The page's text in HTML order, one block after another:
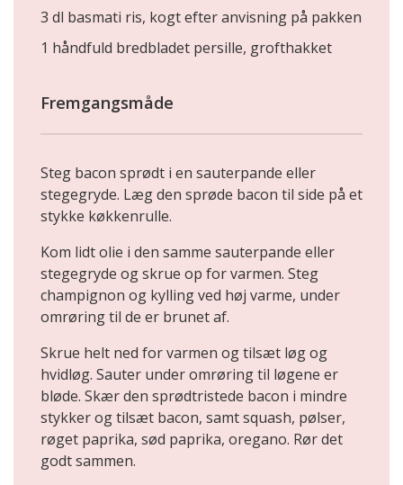
3 dl basmati ris, kogt efter anvisning på pakken
1 håndfuld bredbladet persille, grofthakket
Fremgangsmåde
Steg bacon sprødt i en sauterpande eller
stegegryde. Læg den sprøde bacon til side på et
stykke køkkenrulle.
Kom lidt olie i den samme sauterpande eller
stegegryde og skrue op for varmen. Steg
champignon og kylling ved høj varme, under
omrøring til de er brunet af.
Skrue helt ned for varmen og tilsæt løg og
hvidløg. Sauter under omrøring til løgene er
bløde. Skær den sprødtristede bacon i mindre
stykker og tilsæt bacon, samt squash, pølser,
røget paprika, sød paprika, oregano. Rør det
godt sammen.